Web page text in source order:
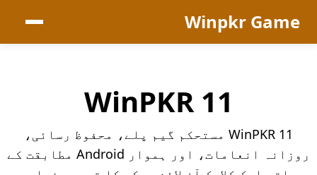
Winpkr Game
WinPKR 11
WinPKR 11 مستحکم گیم پلے، محفوظ رسائی،
روزانہ انعامات، اور ہموار Android مطابقت کے